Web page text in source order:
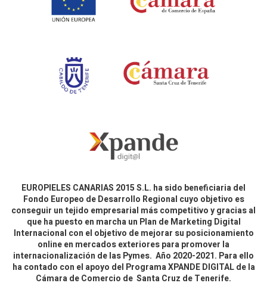
EUROPIELES CANARIAS 2015 S.L. ha sido beneficiaria del
Fondo Europeo de Desarrollo Regional cuyo objetivo es
conseguir un tejido empresarial más competitivo y gracias al
que ha puesto en marcha un Plan de Marketing Digital
Internacional con el objetivo de mejorar su posicionamiento
online en mercados exteriores para promover la
internacionalización de las Pymes. Año 2020-2021. Para ello
ha contado con el apoyo del Programa XPANDE DIGITAL de la
Cámara de Comercio de Santa Cruz de Tenerife.